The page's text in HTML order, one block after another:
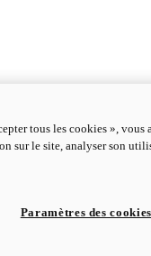
tous les cookies »,
sur le site, analyser son
Paramètres des cookies